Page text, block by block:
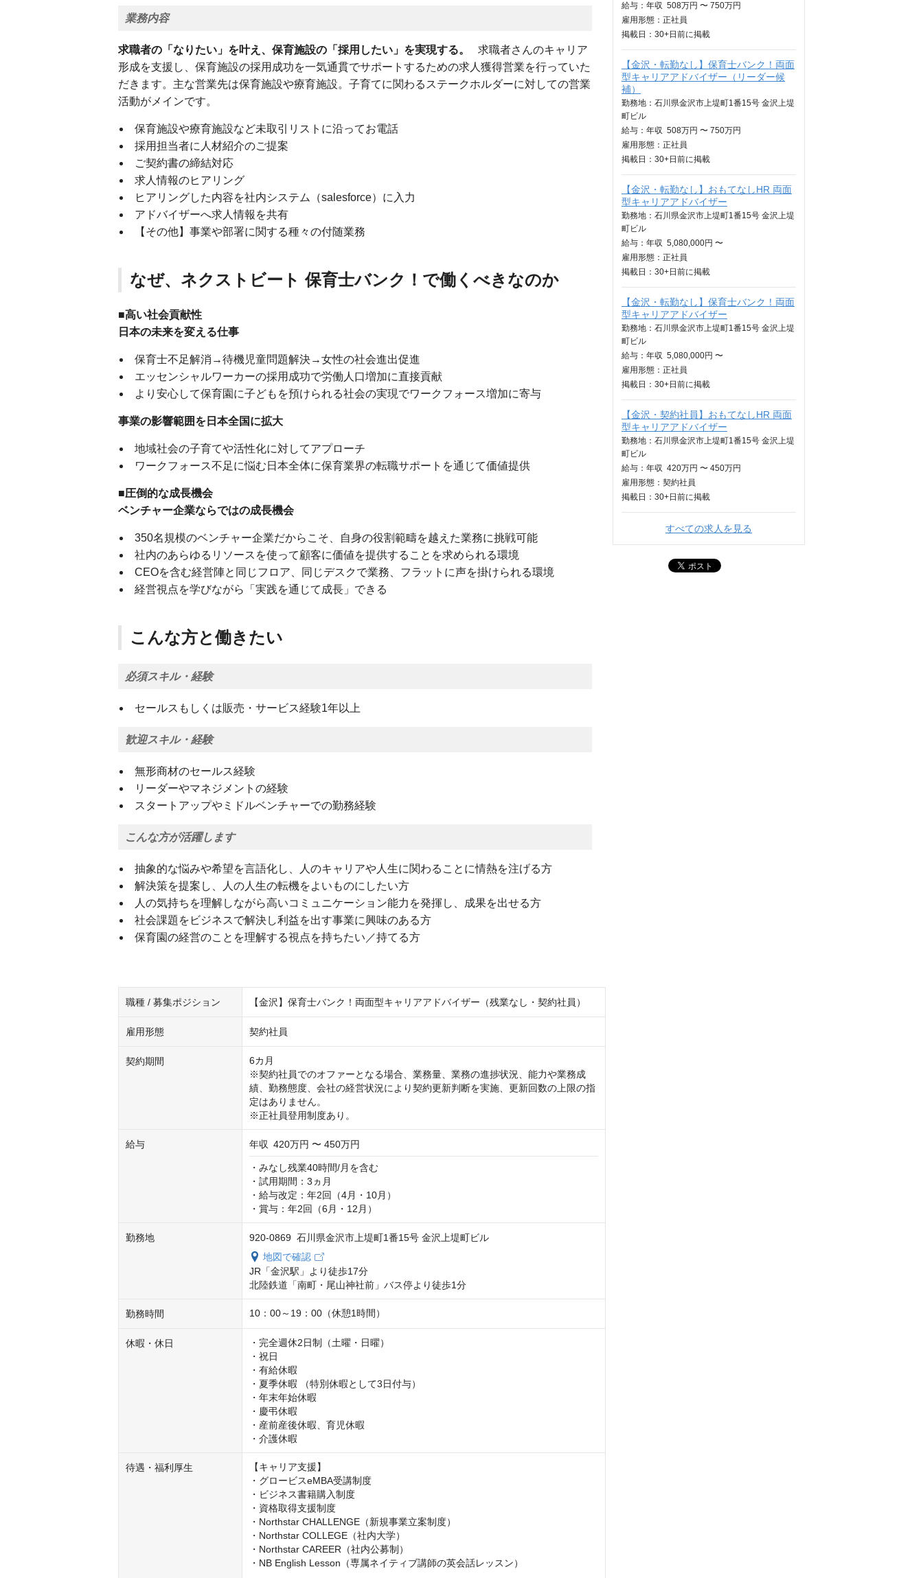
業務内容
求職者の「なりたい」を叶え、保育施設の「採用したい」を実現する。
求職者さんのキャリア
形成を支援し、保育施設の採用成功を一気通貫でサポートするための求人獲得営業を行っていた
だきます。主な営業先は保育施設や療育施設。子育てに関わるステークホルダーに対しての営業
活動がメインです。
保育施設や療育施設など未取引リストに沿ってお電話
採用担当者に人材紹介のご提案
ご契約書の締結対応
求人情報のヒアリング
ヒアリングした内容を社内システム（salesforce）に入力
アドバイザーへ求人情報を共有
【その他】事業や部署に関する種々の付随業務
なぜ、ネクストビート 保育士バンク！で働くべきなのか
■高い社会貢献性
日本の未来を変える仕事
保育士不足解消→待機児童問題解決→女性の社会進出促進
エッセンシャルワーカーの採用成功で労働人口増加に直接貢献
より安心して保育園に子どもを預けられる社会の実現でワークフォース増加に寄与
事業の影響範囲を日本全国に拡大
地域社会の子育てや活性化に対してアプローチ
ワークフォース不足に悩む日本全体に保育業界の転職サポートを通じて価値提供
■圧倒的な成⻑機会
ベンチャー企業ならではの成⻑機会
350名規模のベンチャー企業だからこそ、自身の役割範疇を越えた業務に挑戦可能
社内のあらゆるリソースを使って顧客に価値を提供することを求められる環境
CEOを含む経営陣と同じフロア、同じデスクで業務、フラットに声を掛けられる環境
経営視点を学びながら「実践を通じて成⻑」できる
こんな方と働きたい
必須スキル・経験
セールスもしくは販売・サービス経験1年以上
歓迎スキル・経験
無形商材のセールス経験
リーダーやマネジメントの経験
スタートアップやミドルベンチャーでの勤務経験
こんな方が活躍します
抽象的な悩みや希望を言語化し、人のキャリアや人生に関わることに情熱を注げる方
解決策を提案し、人の人生の転機をよいものにしたい方
人の気持ちを理解しながら高いコミュニケーション能力を発揮し、成果を出せる方
社会課題をビジネスで解決し利益を出す事業に興味のある方
保育園の経営のことを理解する視点を持ちたい／持てる方
職種 / 募集ポジション 【金沢】保育士バンク！両面型キャリアアドバイザー（残業なし・契約社員）
雇用形態 契約社員
契約期間
6カ月
※契約社員でのオファーとなる場合、業務量、業務の進捗状況、能力や業務成
績、勤務態度、会社の経営状況により契約更新判断を実施、更新回数の上限の指
定はありません。
※正社員登用制度あり。
給与 年収 420万円 〜 450万円
・みなし残業40時間/月を含む
・試用期間：3ヵ月
・給与改定：年2回（4月・10月）
・賞与：年2回（6月・12月）
勤務地
920-0869 石川県金沢市上堤町1番15号 金沢上堤町ビル
地図で確認
JR「金沢駅」より徒歩17分
北陸鉄道「南町・尾山神社前」バス停より徒歩1分
勤務時間 10：00～19：00（休憩1時間）
休暇・休日
・完全週休2日制（土曜・日曜）
・祝日
・有給休暇
・夏季休暇 （特別休暇として3日付与）
・年末年始休暇
・慶弔休暇
・産前産後休暇、育児休暇
・介護休暇
待遇・福利厚生
【キャリア支援】
・グロービスeMBA受講制度
・ビジネス書籍購入制度
・資格取得支援制度
・Northstar CHALLENGE（新規事業立案制度）
・Northstar COLLEGE（社内大学）
・Northstar CAREER（社内公募制）
・NB English Lesson（専属ネイティブ講師の英会話レッスン）
給与： 年収 508万円 〜 750万円
雇用形態：正社員
掲載日： 30+日 前に掲載
【金沢・転勤なし】保育士バンク！両面
型キャリアアドバイザー（リーダー候
補）
勤務地：石川県金沢市上堤町1番15号 金沢上堤
町ビル
給与： 年収 508万円 〜 750万円
雇用形態：正社員
掲載日： 30+日 前に掲載
【金沢・転勤なし】おもてなしHR 両面
型キャリアアドバイザー
勤務地：石川県金沢市上堤町1番15号 金沢上堤
町ビル
給与： 年収 5,080,000円 〜
雇用形態：正社員
掲載日： 30+日 前に掲載
【金沢・転勤なし】保育士バンク！両面
型キャリアアドバイザー
勤務地：石川県金沢市上堤町1番15号 金沢上堤
町ビル
給与： 年収 5,080,000円 〜
雇用形態：正社員
掲載日： 30+日 前に掲載
【金沢・契約社員】おもてなしHR 両面
型キャリアアドバイザー
勤務地：石川県金沢市上堤町1番15号 金沢上堤
町ビル
給与： 年収 420万円 〜 450万円
雇用形態：契約社員
掲載日： 30+日 前に掲載
すべての求人を見る